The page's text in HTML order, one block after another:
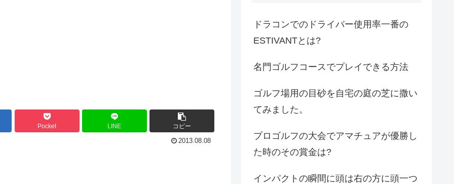
Pocket LINE コピー
2013.08.08
ドラコンでのドライバー使用率一番の
ESTIVANTとは?
名門ゴルフコースでプレイできる方法
ゴルフ場用の目砂を自宅の庭の芝に撒い
てみました。
プロゴルフの大会でアマチュアが優勝し
た時のその賞金は?
インパクトの瞬間に頭は右の方に頭一つ